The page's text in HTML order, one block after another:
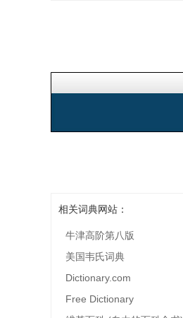
相关词典网站：
牛津高阶第八版
美国韦氏词典
Dictionary.com
Free Dictionary